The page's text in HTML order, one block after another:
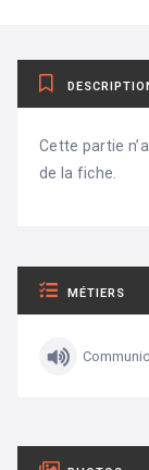
Cette partie
de la fiche.
MÉTIERS